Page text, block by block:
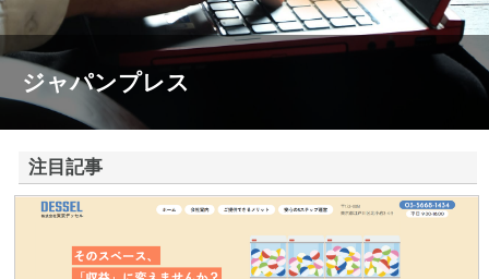
ジャパンプレス
注目記事